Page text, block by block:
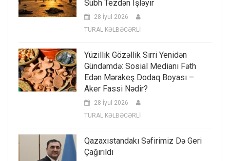
Sübh Tezdən Işləyir
28 İyul 2026
TURAL KƏLBƏCƏRLİ
Yüzillik Gözəllik Sirri Yenidən
Gündəmdə: Sosial Medianı Fəth
Edən Mərakeş Dodaq Boyası –
Aker Fassi Nədir?
28 İyul 2026
TURAL KƏLBƏCƏRLİ
Qazaxıstandakı Səfirimiz Də Geri
Çağırıldı